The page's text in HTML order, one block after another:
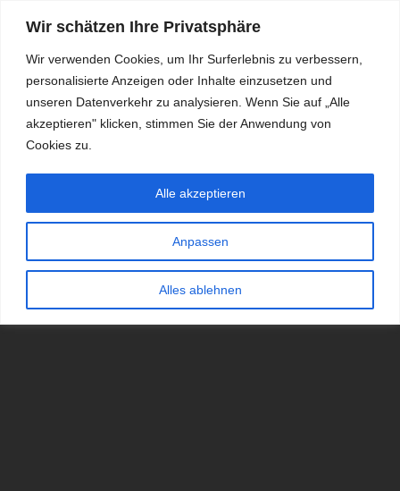
Wir schätzen Ihre Privatsphäre
Wir verwenden Cookies, um Ihr Surferlebnis zu verbessern,
personalisierte Anzeigen oder Inhalte einzusetzen und
unseren Datenverkehr zu analysieren. Wenn Sie auf „Alle
akzeptieren" klicken, stimmen Sie der Anwendung von
Cookies zu.
Anpassen
Alles ablehnen
Alle akzeptieren
RDKS.EXPERT
TESTS, EXPERTEN-TIPPS RUND UM DAS THEMA RDKS UND